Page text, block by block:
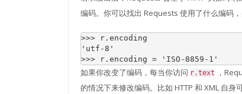
编码。你可以找出 Requests 使用了什么编码
>>> r . encoding
'utf-8'
>>>
r . encoding = 'ISO-8859-1'
如果你改变了编码，每当你访问 r.text ，
的情况下来修改编码。比如 HTTP 和 XML 自